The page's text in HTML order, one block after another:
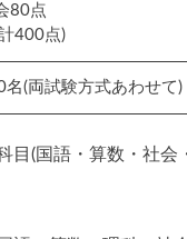
80点
400点)
名(両試験方式あわせて)
目(国語・算数・社